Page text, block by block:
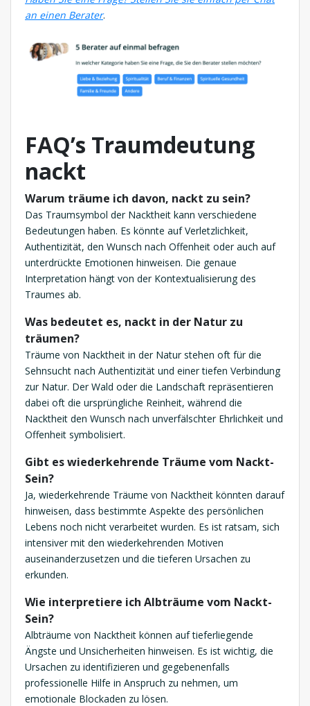
an einen Berater.
FAQ’s Traumdeutung
nackt
Warum träume ich davon, nackt zu sein?
Das Traumsymbol der Nacktheit kann verschiedene
Bedeutungen haben. Es könnte auf Verletzlichkeit,
Authentizität, den Wunsch nach Offenheit oder auch auf
unterdrückte Emotionen hinweisen. Die genaue
Interpretation hängt von der Kontextualisierung des
Traumes ab.
Was bedeutet es, nackt in der Natur zu
träumen?
Träume von Nacktheit in der Natur stehen oft für die
Sehnsucht nach Authentizität und einer tiefen Verbindung
zur Natur. Der Wald oder die Landschaft repräsentieren
dabei oft die ursprüngliche Reinheit, während die
Nacktheit den Wunsch nach unverfälschter Ehrlichkeit und
Offenheit symbolisiert.
Gibt es wiederkehrende Träume vom Nackt-
Sein?
Ja, wiederkehrende Träume von Nacktheit könnten darauf
hinweisen, dass bestimmte Aspekte des persönlichen
Lebens noch nicht verarbeitet wurden. Es ist ratsam, sich
intensiver mit den wiederkehrenden Motiven
auseinanderzusetzen und die tieferen Ursachen zu
erkunden.
Wie interpretiere ich Albträume vom Nackt-
Sein?
Albträume von Nacktheit können auf tieferliegende
Ängste und Unsicherheiten hinweisen. Es ist wichtig, die
Ursachen zu identifizieren und gegebenenfalls
professionelle Hilfe in Anspruch zu nehmen, um
emotionale Blockaden zu lösen.